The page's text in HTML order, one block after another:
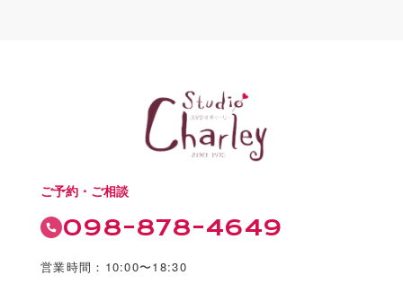
ご予約・ご相談
098-878-4649
営業時間：10:00〜18:30